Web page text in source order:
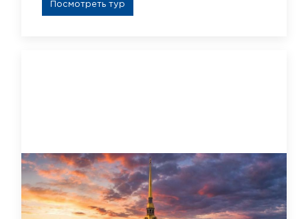
Посмотреть тур